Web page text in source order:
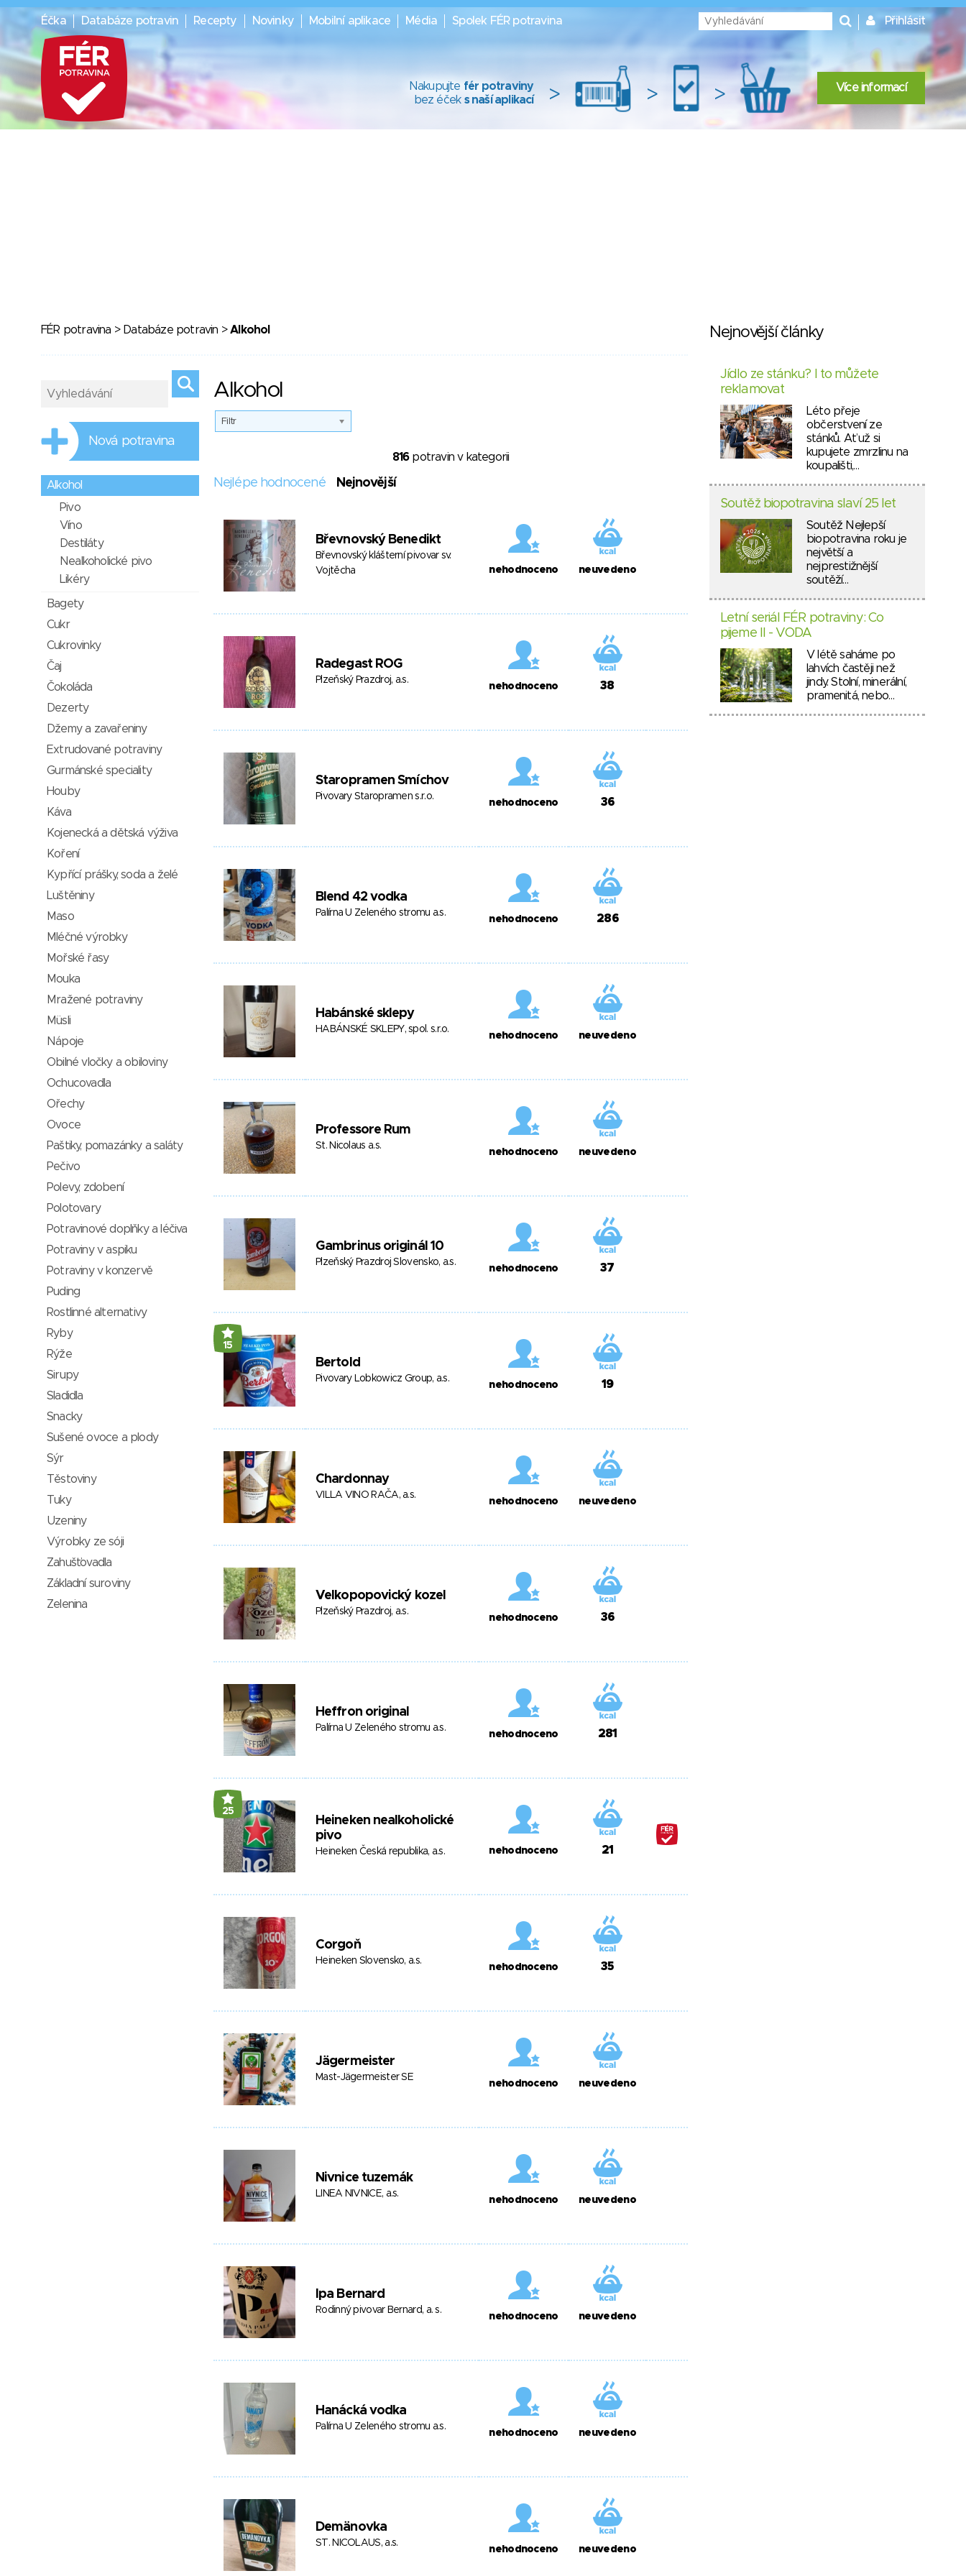
Éčka Databáze potravin Recepty Novinky Mobilní aplikace Média Spolek FÉR potravina Přihlásit
Nakupujte fér potraviny
bez éček s naší aplikací > > > Více informací
FÉR potravina > Databáze potravin >Alkohol
Alkohol
Filtr
816potravin v kategorii
Nejlépe hodnocené Nejnovější
Břevnovský Benedikt
Břevnovský klášterní pivovar sv.
Vojtěcha
nehodnoceno neuvedeno
Radegast ROG
Plzeňský Prazdroj, a.s.
nehodnoceno 38
Staropramen Smíchov
Pivovary Staropramen s.r.o.
nehodnoceno 36
Blend 42 vodka
Palírna U Zeleného stromu a.s.
nehodnoceno 286
Habánské sklepy
HABÁNSKÉ SKLEPY, spol. s.r.o.
nehodnoceno neuvedeno
Professore Rum
St. Nicolaus a.s.
nehodnoceno neuvedeno
Gambrinus originál 10
Plzeňský Prazdroj Slovensko, a.s.
nehodnoceno 37
15
Bertold
Pivovary Lobkowicz Group, a.s.
nehodnoceno 19
Chardonnay
VILLA VINO RAČA, a.s.
nehodnoceno neuvedeno
Velkopopovický kozel
Plzeňský Prazdroj, a.s.
nehodnoceno 36
Heffron original
Palírna U Zeleného stromu a.s.
nehodnoceno 281
25
Heineken nealkoholické
pivo
Heineken Česká republika, a.s. nehodnoceno 21
Corgoň
Heineken Slovensko, a.s.
nehodnoceno 35
Jägermeister
Mast-Jägermeister SE
nehodnoceno neuvedeno
Nivnice tuzemák
LINEA NIVNICE, a.s.
nehodnoceno neuvedeno
Ipa Bernard
Rodinný pivovar Bernard, a. s.
nehodnoceno neuvedeno
Hanácká vodka
Palírna U Zeleného stromu a.s.
nehodnoceno neuvedeno
Demänovka
ST. NICOLAUS, a.s.
nehodnoceno neuvedeno
Nová potravina
Alkohol
Pivo
Víno
Destiláty
Nealkoholické pivo
Likéry
Bagety
Cukr
Cukrovinky
Čaj
Čokoláda
Dezerty
Džemy a zavařeniny
Extrudované potraviny
Gurmánské speciality
Houby
Káva
Kojenecká a dětská výživa
Koření
Kypřící prášky, soda a želé
Luštěniny
Maso
Mléčné výrobky
Mořské řasy
Mouka
Mražené potraviny
Müsli
Nápoje
Obilné vločky a obiloviny
Ochucovadla
Ořechy
Ovoce
Paštiky, pomazánky a saláty
Pečivo
Polevy, zdobení
Polotovary
Potravinové doplňky a léčiva
Potraviny v aspiku
Potraviny v konzervě
Puding
Rostlinné alternativy
Ryby
Rýže
Sirupy
Sladidla
Snacky
Sušené ovoce a plody
Sýr
Těstoviny
Tuky
Uzeniny
Výrobky ze sóji
Zahušťovadla
Základní suroviny
Zelenina
Nejnovější články
Jídlo ze stánku? I to můžete
reklamovat
Léto přeje
občerstvení ze
stánků. Ať už si
kupujete zmrzlinu na
koupališti,…
Soutěž biopotravina slaví 25 let
Soutěž Nejlepší
biopotravina roku je
největší a
nejprestižnější
soutěží…
Letní seriál FÉR potraviny: Co
pijeme II - VODA
V létě saháme po
lahvích častěji než
jindy. Stolní, minerální,
pramenitá, nebo…